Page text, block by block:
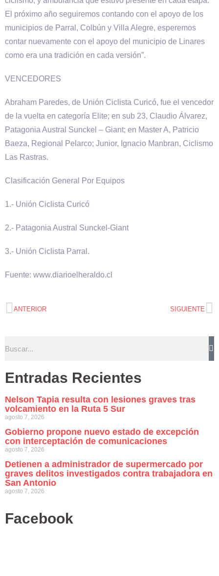
El próximo año seguiremos contando con el apoyo de los
municipios de Parral, Colbún y Villa Alegre, esperemos
contar nuevamente con el apoyo del municipio de Linares
como era una tradición en cada versión”.
VENCEDORES
Abraham Paredes, de Unión Ciclista Curicó, fue el vencedor
de la vuelta en categoría Elite; en sub 23, Claudio Álvarez,
Patagonia Austral Sunckel – Giant; en Master A, Patricio
Baeza, Regional Pelarco; Junior, Ignacio Manbran, Ciclismo
Las Rastras.
Clasificación General Por Equipos
1.- Unión Ciclista Curicó
2.- Patagonia Austral Sunckel-Giant
3.- Unión Ciclista Parral.
Fuente: www.diarioelheraldo.cl
ANTERIOR SIGUIENTE
Entradas Recientes
Nelson Tapia resulta con lesiones graves tras
volcamiento en la Ruta 5 Sur
agosto 7, 2026
Gobierno propone nuevo estado de excepción
con interceptación de comunicaciones
agosto 7, 2026
Detienen a administrador de supermercado por
graves delitos investigados contra trabajadora en
San Antonio
agosto 7, 2026
Facebook